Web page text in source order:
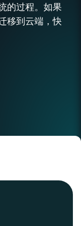
的过程。如果
移到云端，快